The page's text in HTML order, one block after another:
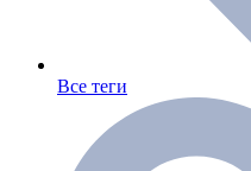
Все теги